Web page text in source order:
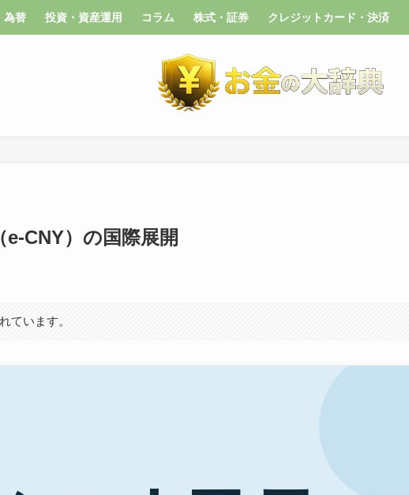
為替 投資・資産運用 コラム 株式・証券 クレジットカード・決済
CNY）の国際展開
ています。